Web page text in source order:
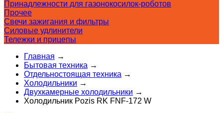
Принадлежности для газонокосилок-роботов
Прочее
Свечи зажигания и фильтры
Силовые удлинители
Тележки и прицепы
Главная →
Бытовая техника →
Отдельностоящая техника →
Холодильники →
Двухкамерные холодильники →
Холодильник Pozis RK FNF-172 W